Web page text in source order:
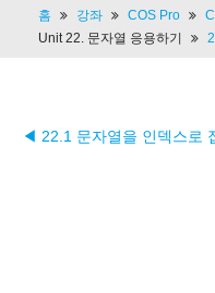
홈 강좌 COS Pro
Unit 22. 문자열 응용하기
◀ 22.1 문자열을 인덱스로